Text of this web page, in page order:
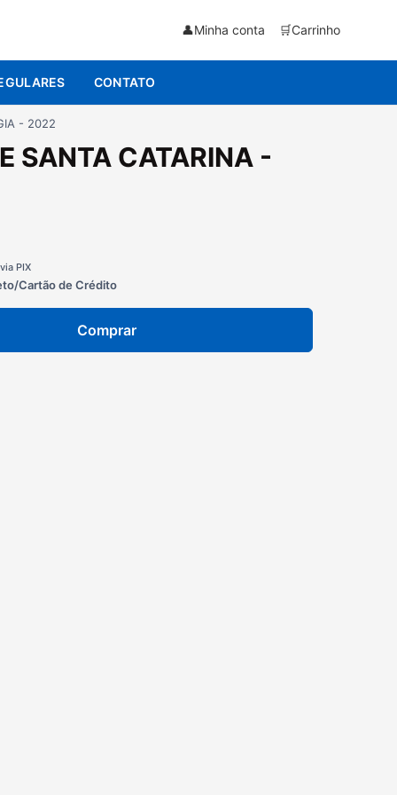
👤Minha conta 🛒Carrinho
CONTATO
- 2022
SANTA CATARINA -
via PIX
Cartão de Crédito
Comprar